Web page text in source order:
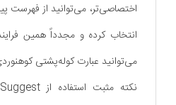
اختصاصی‌تر، می‌توانید از فهرست
انتخاب کرده و مجدداً همین
می‌توانید عبارت کوله‌پشتی